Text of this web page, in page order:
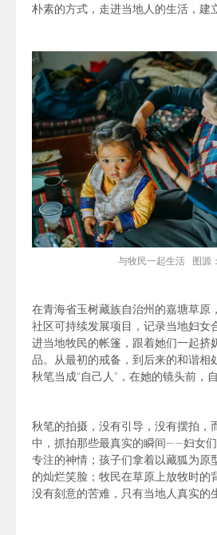
朴素的方式，走进当地人的生活，建
与牧民一起生活 图源
在青海省玉树藏族自治州的嘉塘草原
社区可持续发展项目， 记录当地妇女
进当地牧民的帐篷，跟着她们一起挤
品。从最初的戒备，到后来的和谐相
秋笔当成“自己人”，在她的镜头前，
秋笔的拍摄，没有引导，没有摆拍，
中，抓拍那些最真实的瞬间——妇女
专注的神情；孩子们拿着以藏狐为原
的灿烂笑脸；牧民在草原上放牧时的
没有刻意的苦难，只有当地人真实的